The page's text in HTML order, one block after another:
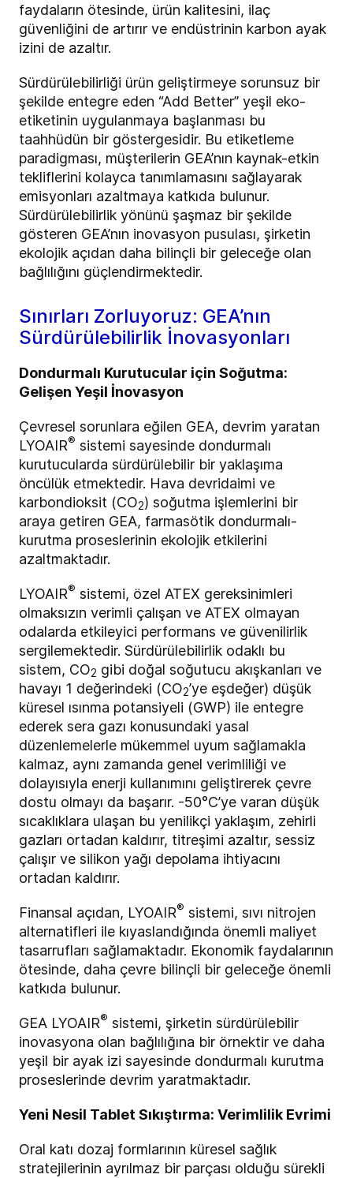
faydaların ötesinde, ürün kalitesini, ilaç
güvenliğini de artırır ve endüstrinin karbon ayak
izini de azaltır.
Sürdürülebilirliği ürün geliştirmeye sorunsuz bir
şekilde entegre eden “Add Better” yeşil eko-
etiketinin uygulanmaya başlanması bu
taahhüdün bir göstergesidir. Bu etiketleme
paradigması, müşterilerin GEA’nın kaynak-etkin
tekliflerini kolayca tanımlamasını sağlayarak
emisyonları azaltmaya katkıda bulunur.
Sürdürülebilirlik yönünü şaşmaz bir şekilde
gösteren GEA’nın inovasyon pusulası, şirketin
ekolojik açıdan daha bilinçli bir geleceğe olan
bağlılığını güçlendirmektedir.
Sınırları Zorluyoruz: GEA’nın
Sürdürülebilirlik İnovasyonları
Dondurmalı Kurutucular için Soğutma:
Gelişen Yeşil İnovasyon
Çevresel sorunlara eğilen GEA, devrim yaratan
LYOAIR® sistemi sayesinde dondurmalı
kurutucularda sürdürülebilir bir yaklaşıma
öncülük etmektedir. Hava devridaimi ve
karbondioksit (CO2) soğutma işlemlerini bir
araya getiren GEA, farmasötik dondurmalı-
kurutma proseslerinin ekolojik etkilerini
azaltmaktadır.
LYOAIR® sistemi, özel ATEX gereksinimleri
olmaksızın verimli çalışan ve ATEX olmayan
odalarda etkileyici performans ve güvenilirlik
sergilemektedir. Sürdürülebilirlik odaklı bu
sistem, CO2 gibi doğal soğutucu akışkanları ve
havayı 1 değerindeki (CO2’ye eşdeğer) düşük
küresel ısınma potansiyeli (GWP) ile entegre
ederek sera gazı konusundaki yasal
düzenlemelerle mükemmel uyum sağlamakla
kalmaz, aynı zamanda genel verimliliği ve
dolayısıyla enerji kullanımını geliştirerek çevre
dostu olmayı da başarır. -50°C’ye varan düşük
sıcaklıklara ulaşan bu yenilikçi yaklaşım, zehirli
gazları ortadan kaldırır, titreşimi azaltır, sessiz
çalışır ve silikon yağı depolama ihtiyacını
ortadan kaldırır.
Finansal açıdan, LYOAIR® sistemi, sıvı nitrojen
alternatifleri ile kıyaslandığında önemli maliyet
tasarrufları sağlamaktadır. Ekonomik faydalarının
ötesinde, daha çevre bilinçli bir geleceğe önemli
katkıda bulunur.
GEA LYOAIR® sistemi, şirketin sürdürülebilir
inovasyona olan bağlılığına bir örnektir ve daha
yeşil bir ayak izi sayesinde dondurmalı kurutma
proseslerinde devrim yaratmaktadır.
Yeni Nesil Tablet Sıkıştırma: Verimlilik Evrimi
Oral katı dozaj formlarının küresel sağlık
stratejilerinin ayrılmaz bir parçası olduğu sürekli